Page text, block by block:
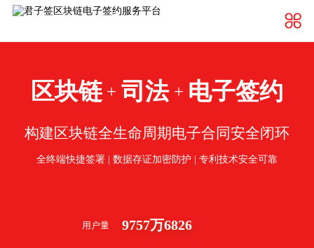
区块链 + 司法 + 电子签约
构建区块链全生命周期电子合同安全闭环
全终端快捷签署 | 数据存证加密防护 | 专利技术安全可靠
用户量 9757万6826